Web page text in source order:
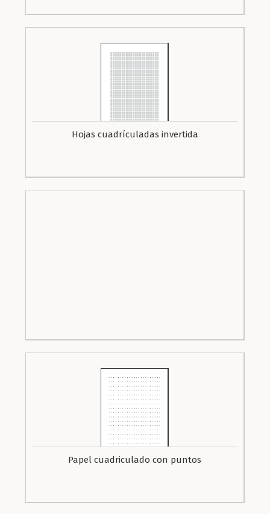
Hojas cuadrículadas invertida
Papel cuadriculado con puntos